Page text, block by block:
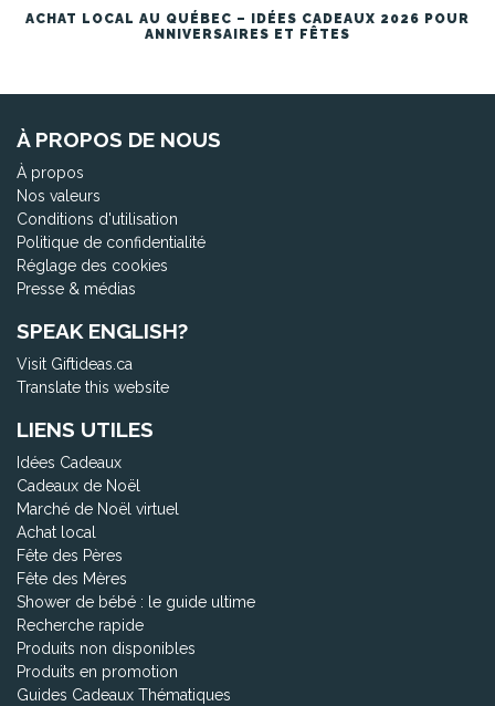
ACHAT LOCAL AU QUÉBEC – IDÉES CADEAUX 2026 POUR
ANNIVERSAIRES ET FÊTES
À PROPOS DE NOUS
À propos
Nos valeurs
Conditions d'utilisation
Politique de confidentialité
Réglage des cookies
Presse & médias
SPEAK ENGLISH?
Visit Giftideas.ca
Translate this website
LIENS UTILES
Idées Cadeaux
Cadeaux de Noël
Marché de Noël virtuel
Achat local
Fête des Pères
Fête des Mères
Shower de bébé : le guide ultime
Recherche rapide
Produits non disponibles
Produits en promotion
Guides Cadeaux Thématiques